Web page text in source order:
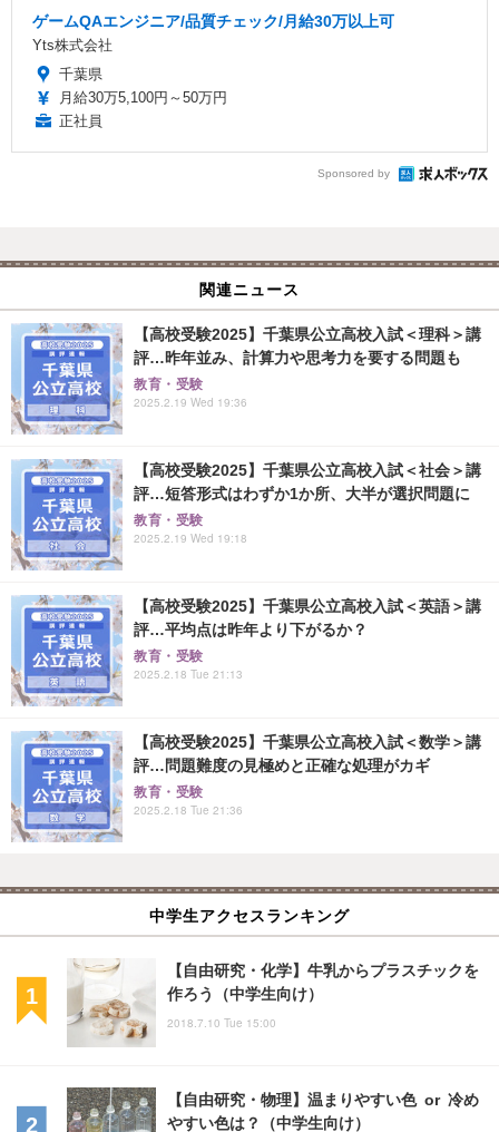
ゲームQAエンジニア/品質チェック/月給30万以上可
Yts株式会社
千葉県
月給30万5,100円～50万円
正社員
Sponsored by
関連ニュース
【高校受験2025】千葉県公立高校入試＜理科＞講
評…昨年並み、計算力や思考力を要する問題も
教育・受験
2025.2.19 Wed 19:36
【高校受験2025】千葉県公立高校入試＜社会＞講
評…短答形式はわずか1か所、大半が選択問題に
教育・受験
2025.2.19 Wed 19:18
【高校受験2025】千葉県公立高校入試＜英語＞講
評…平均点は昨年より下がるか？
教育・受験
2025.2.18 Tue 21:13
【高校受験2025】千葉県公立高校入試＜数学＞講
評…問題難度の見極めと正確な処理がカギ
教育・受験
2025.2.18 Tue 21:36
中学生アクセスランキング
【自由研究・化学】牛乳からプラスチックを
作ろう（中学生向け）
2018.7.10 Tue 15:00
【自由研究・物理】温まりやすい色 or 冷め
やすい色は？（中学生向け）